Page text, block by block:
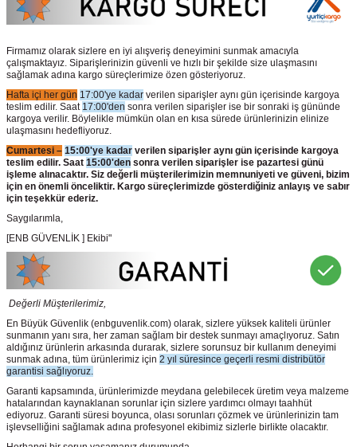
Firmamız olarak sizlere en iyi alışveriş deneyimini sunmak amacıyla
çalışmaktayız. Siparişlerinizin güvenli ve hızlı bir şekilde size ulaşmasını
sağlamak adına kargo süreçlerimize özen gösteriyoruz.
Hafta içi her gün 17:00'ye kadar verilen siparişler aynı gün içerisinde kargoya
teslim edilir. Saat 17:00'den sonra verilen siparişler ise bir sonraki iş gününde
kargoya verilir. Böylelikle mümkün olan en kısa sürede ürünlerinizin elinize
ulaşmasını hedefliyoruz.
Cumartesi – 15:00'ye kadar verilen siparişler aynı gün içerisinde kargoya
teslim edilir. Saat 15:00'den sonra verilen siparişler ise pazartesi günü
işleme alınacaktır. Siz değerli müşterilerimizin memnuniyeti ve güveni, bizim
için en önemli önceliktir. Kargo süreçlerimizde gösterdiğiniz anlayış ve sabır
için teşekkür ederiz.
Saygılarımla,
[ENB GÜVENLİK ] Ekibi"
Değerli Müşterilerimiz,
En Büyük Güvenlik (enbguvenlik.com) olarak, sizlere yüksek kaliteli ürünler
sunmanın yanı sıra, her zaman sağlam bir destek sunmayı amaçlıyoruz. Satın
aldığınız ürünlerin arkasında durarak, sizlere sorunsuz bir kullanım deneyimi
sunmak adına, tüm ürünlerimiz için 2 yıl süresince geçerli resmi distribütör
garantisi sağlıyoruz.
Garanti kapsamında, ürünlerimizde meydana gelebilecek üretim veya malzeme
hatalarından kaynaklanan sorunlar için sizlere yardımcı olmayı taahhüt
ediyoruz. Garanti süresi boyunca, olası sorunları çözmek ve ürünlerinizin tam
işlevselliğini sağlamak adına profesyonel ekibimiz sizlerle birlikte olacaktır.